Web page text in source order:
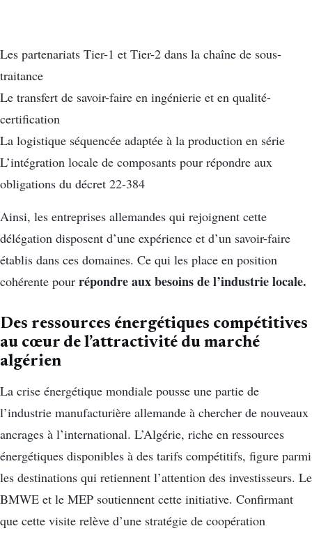
Les partenariats Tier-1 et Tier-2 dans la chaîne de sous-
traitance
Le transfert de savoir-faire en ingénierie et en qualité-
certification
La logistique séquencée adaptée à la production en série
L’intégration locale de composants pour répondre aux
obligations du décret 22-384
Ainsi, les entreprises allemandes qui rejoignent cette
délégation disposent d’une expérience et d’un savoir-faire
établis dans ces domaines. Ce qui les place en position
cohérente pour répondre aux besoins de l’industrie locale.
Des ressources énergétiques compétitives
au cœur de l’attractivité du marché
algérien
La crise énergétique mondiale pousse une partie de
l’industrie manufacturière allemande à chercher de nouveaux
ancrages à l’international. L’Algérie, riche en ressources
énergétiques disponibles à des tarifs compétitifs, figure parmi
les destinations qui retiennent l’attention des investisseurs. Le
BMWE et le MEP soutiennent cette initiative. Confirmant
que cette visite relève d’une stratégie de coopération